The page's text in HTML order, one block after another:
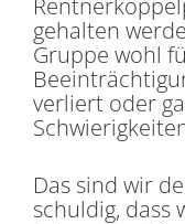
gehalten
Gruppe wohl
verliert oder
Das sind wir
schuldig, dass